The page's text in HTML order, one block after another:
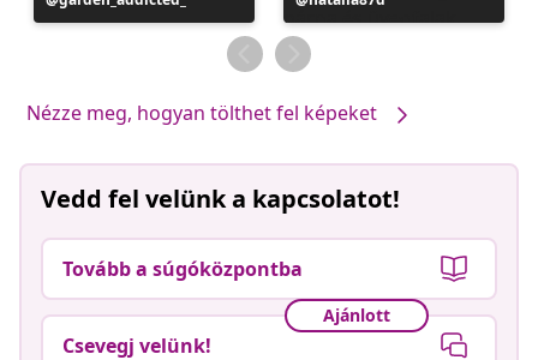
közzétevője
közzétevője
Nézze meg, hogyan tölthet fel képeket
Vedd fel velünk a kapcsolatot!
Tovább a súgóközpontba
Ajánlott
Csevegj velünk!